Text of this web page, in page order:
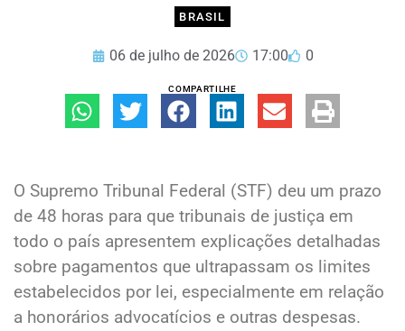
BRASIL
06 de julho de 2026 17:00 0
COMPARTILHE
O Supremo Tribunal Federal (STF) deu um prazo
de 48 horas para que tribunais de justiça em
todo o país apresentem explicações detalhadas
sobre pagamentos que ultrapassam os limites
estabelecidos por lei, especialmente em relação
a honorários advocatícios e outras despesas.